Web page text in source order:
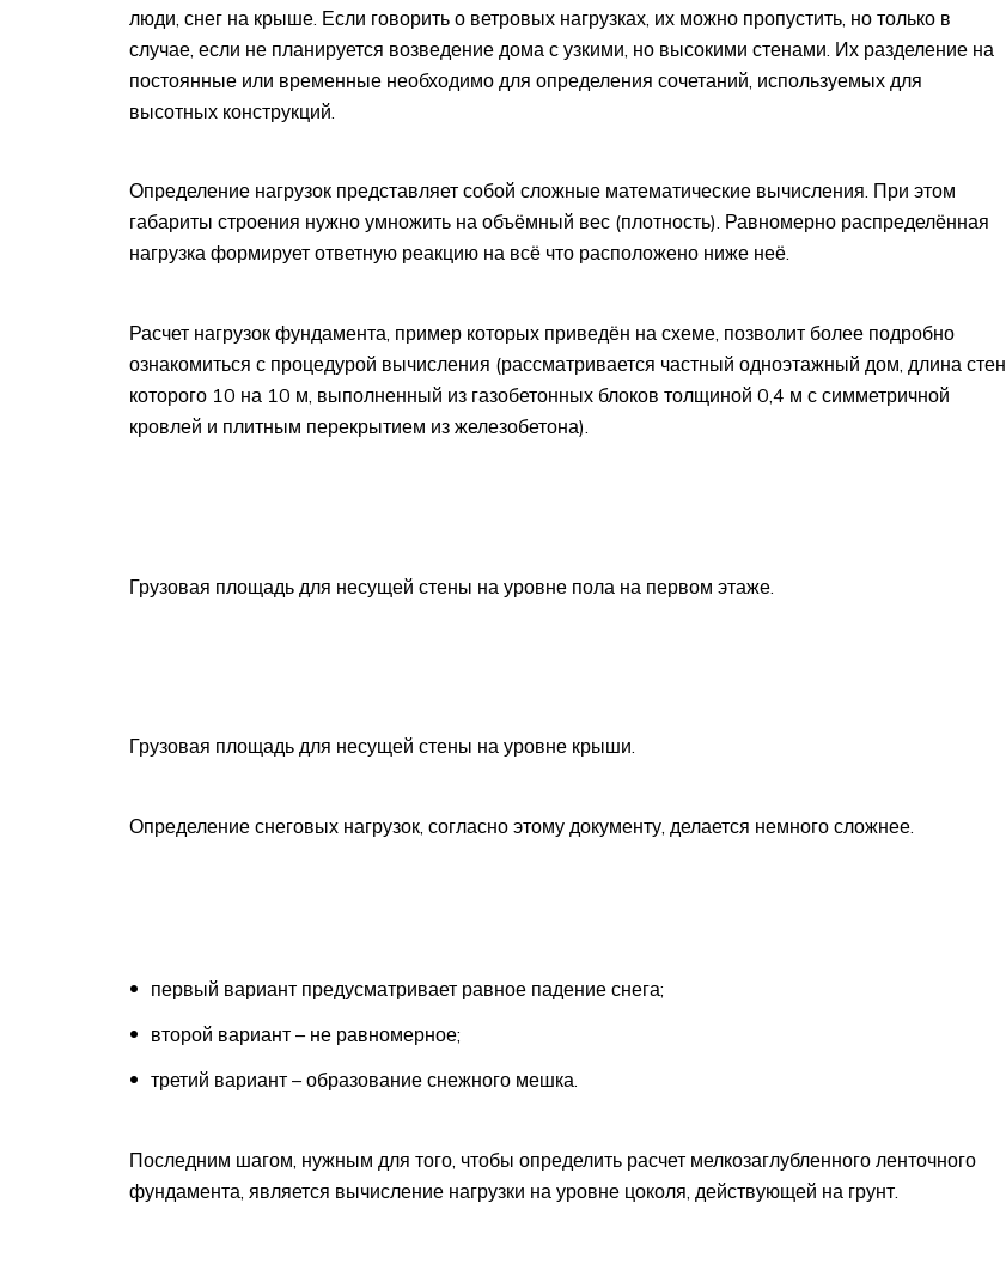
люди, снег на крыше. Если говорить о ветровых нагрузках, их можно пропустить, но только в
случае, если не планируется возведение дома с узкими, но высокими стенами. Их разделение на
постоянные или временные необходимо для определения сочетаний, используемых для
высотных конструкций.
Определение нагрузок представляет собой сложные математические вычисления. При этом
габариты строения нужно умножить на объёмный вес (плотность). Равномерно распределённая
нагрузка формирует ответную реакцию на всё что расположено ниже неё.
Расчет нагрузок фундамента, пример которых приведён на схеме, позволит более подробно
ознакомиться с процедурой вычисления (рассматривается частный одноэтажный дом, длина стен
которого 10 на 10 м, выполненный из газобетонных блоков толщиной 0,4 м с симметричной
кровлей и плитным перекрытием из железобетона).
Грузовая площадь для несущей стены на уровне пола на первом этаже.
Грузовая площадь для несущей стены на уровне крыши.
Определение снеговых нагрузок, согласно этому документу, делается немного сложнее.
первый вариант предусматривает равное падение снега;
второй вариант – не равномерное;
третий вариант – образование снежного мешка.
Последним шагом, нужным для того, чтобы определить расчет мелкозаглубленного ленточного
фундамента, является вычисление нагрузки на уровне цоколя, действующей на грунт.